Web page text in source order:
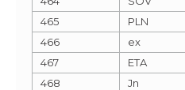
465
PLN
466
ex
467
ETA
468
Jn